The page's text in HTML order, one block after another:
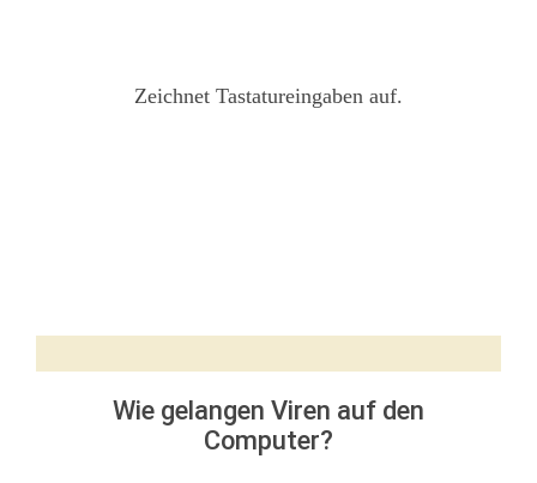
Zeichnet Tastatureingaben auf.
Wie gelangen Viren auf den
Computer?